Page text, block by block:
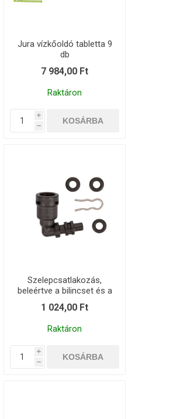
Jura vízkőoldó tabletta 9
db
7 984,00 Ft
Raktáron
i
h
Szelepcsatlakozás,
beleértve a bilincset és a
tömítést
1 024,00 Ft
Raktáron
i
h